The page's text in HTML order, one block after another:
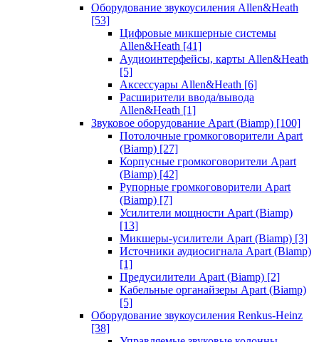
Оборудование звукоусиления Allen&Heath
[53]
Цифровые микшерные системы
Allen&Heath [41]
Аудиоинтерфейсы, карты Allen&Heath
[5]
Аксессуары Allen&Heath [6]
Расширители ввода/вывода
Allen&Heath [1]
Звуковое оборудование Apart (Biamp) [100]
Потолочные громкоговорители Apart
(Biamp) [27]
Корпусные громкоговорители Apart
(Biamp) [42]
Рупорные громкоговорители Apart
(Biamp) [7]
Усилители мощности Apart (Biamp)
[13]
Микшеры-усилители Apart (Biamp) [3]
Источники аудиосигнала Apart (Biamp)
[1]
Предусилители Apart (Biamp) [2]
Кабельные органайзеры Apart (Biamp)
[5]
Оборудование звукоусиления Renkus-Heinz
[38]